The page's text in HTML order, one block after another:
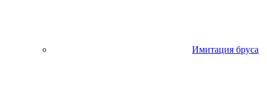
Имитация бруса